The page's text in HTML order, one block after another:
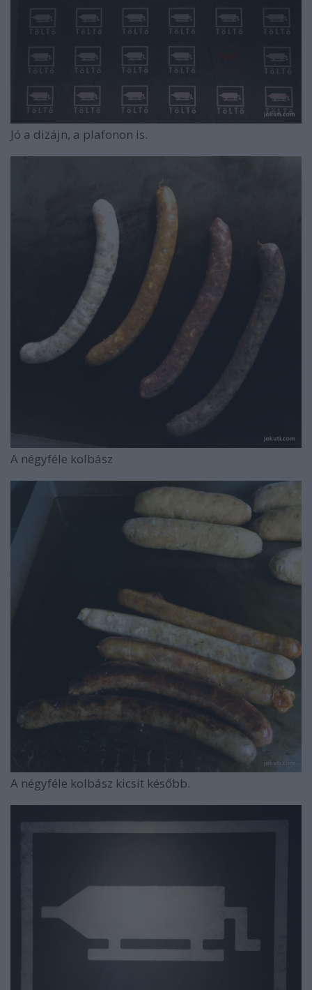
Jó a dizájn, a plafonon is.
A négyféle kolbász
A négyféle kolbász kicsit később.